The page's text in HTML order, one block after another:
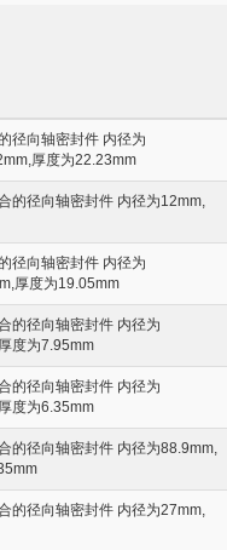
径向轴密封件 内径为
厚度为22.23mm
的径向轴密封件 内径为12mm,
径向轴密封件 内径为
厚度为19.05mm
的径向轴密封件 内径为
度为7.95mm
的径向轴密封件 内径为
度为6.35mm
的径向轴密封件 内径为88.9mm,
的径向轴密封件 内径为27mm,